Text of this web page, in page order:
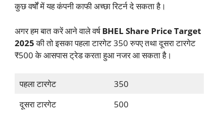
कुछ वर्षों में यह कंपनी काफी अच्छा रिटर्न दे सकता है।
अगर हम बात करें आने वाले वर्षBHEL Share Price Target
2025की तो इसका पहला टारगेट 350 रुपए तथा दूसरा टारगेट
₹500 के आसपास ट्रेड करता हुआ नजर आ सकता है।
पहला टारगेट
350
दूसरा टारगेट
500